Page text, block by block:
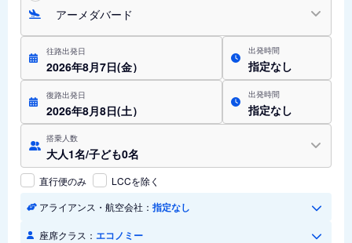
アーメダバード
往路出発日
2026年8月7日(金）
出発時間
指定なし
復路出発日
2026年8月8日(土）
出発時間
指定なし
搭乗人数
大人1名/子ども0名
直行便のみ
LCCを除く
アライアンス・航空会社： 指定なし
座席クラス： エコノミー